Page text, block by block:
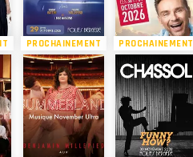
PROCHAINEMENT PROCHAINEMENT